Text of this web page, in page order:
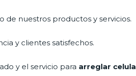
de nuestros productos y servicios.
y clientes satisfechos.
y el servicio para arreglar